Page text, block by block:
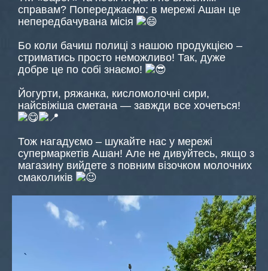
справам? Попереджаємо: в мережі Ашан це
непередбачувана місія
Бо коли бачиш полиці з нашою продукцією –
стриматись просто неможливо! Так, дуже
добре це по собі знаємо!
Йогурти, ряжанка, кисломолочні сири,
найсвіжіша сметана — завжди все хочеться!
Тож нагадуємо – шукайте нас у мережі
супермаркетів Ашан! Але не дивуйтесь, якщо з
магазину вийдете з повним візочком молочних
смаколиків